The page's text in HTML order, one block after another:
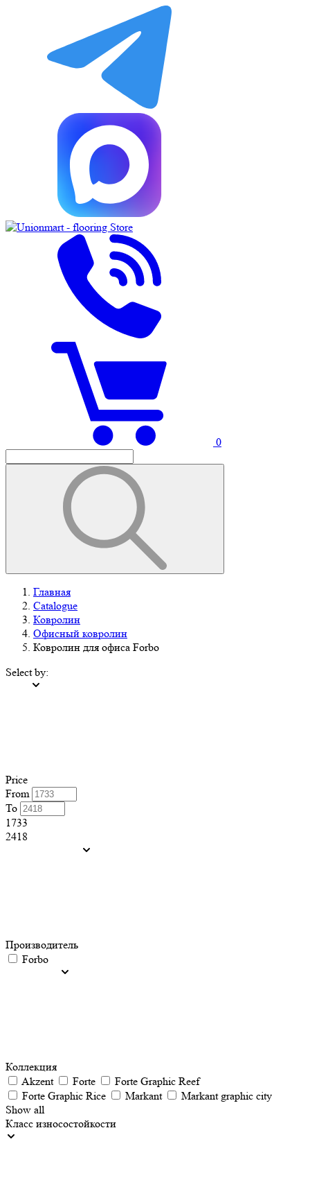
0
Главная
Catalogue
Ковролин
Офисный ковролин
Ковролин для офиса Forbo
Select by:
Price
From
To
1733
2418
Производитель
Forbo
Коллекция
Akzent
Forte
Forte Graphic Reef
Forte Graphic Rice
Markant
Markant graphic city
Show all
Класс износостойкости